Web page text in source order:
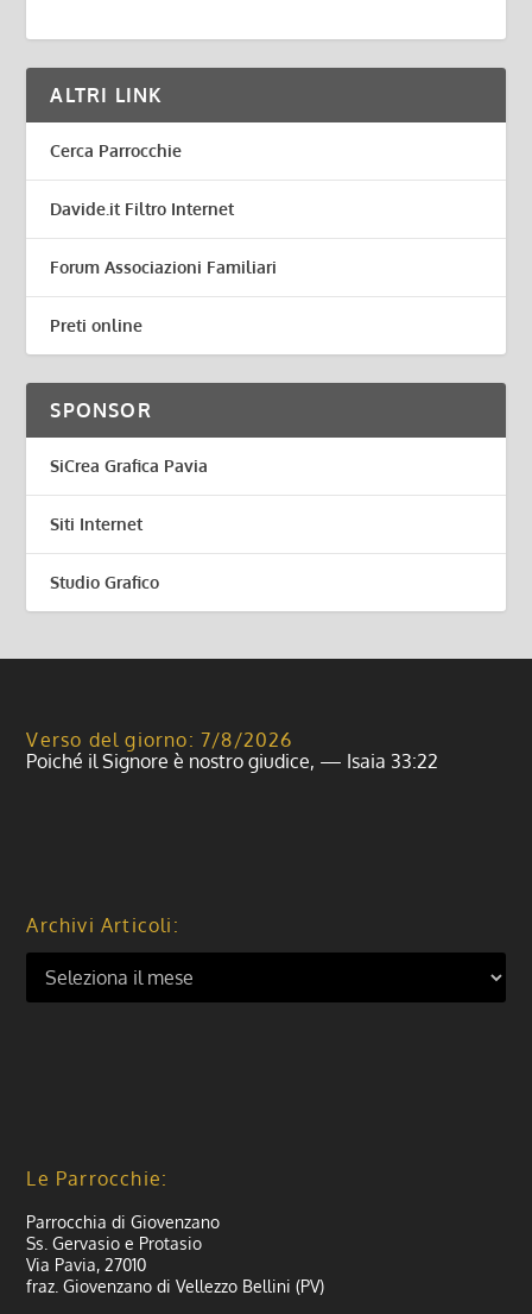
ALTRI LINK
Cerca Parrocchie
Davide.it Filtro Internet
Forum Associazioni Familiari
Preti online
SPONSOR
SiCrea Grafica Pavia
Siti Internet
Studio Grafico
Verso del giorno: 7/8/2026
Poiché il Signore è nostro giudice, — Isaia 33:22
Archivi Articoli:
Le Parrocchie:
Parrocchia di Giovenzano
Ss. Gervasio e Protasio
Via Pavia, 27010
fraz. Giovenzano di Vellezzo Bellini (PV)